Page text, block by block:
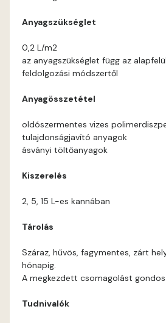
Anyagszükséglet
0,2 L/m2
az anyagszükséglet függ az
feldolgozási módszertől
Anyagösszetétel
oldószermentes vizes
tulajdonságjavító anyagok
ásványi töltőanyagok
Kiszerelés
2, 5, 15 L-es kannában
Tárolás
Száraz, hűvös, fagymentes, zárt
hónapig.
A megkezdett csomagolást
Tudnivalók